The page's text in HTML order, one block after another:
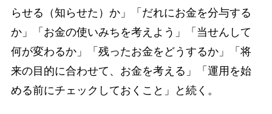
らせる（知らせた）か」「だれにお金を分与する
か」「お金の使いみちを考えよう」「当せんして
何が変わるか」「残ったお金をどうするか」「将
来の目的に合わせて、お金を考える」「運用を始
める前にチェックしておくこと」と続く。